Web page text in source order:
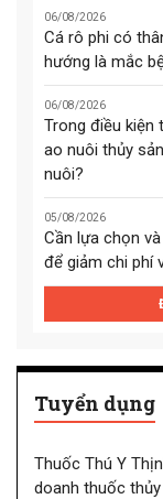
06/08/2026
Cá rô phi có
hướng là mắc
06/08/2026
Trong điều kiện
ao nuôi thủy
nuôi?
05/08/2026
Cần lựa chọn
để giảm chi phí
Tuyển dụng
Thuốc Thú Y
doanh thuốc